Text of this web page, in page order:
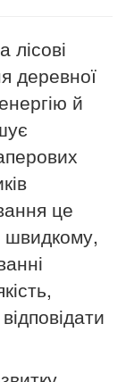
лісові
деревної
й
це
швидкому,